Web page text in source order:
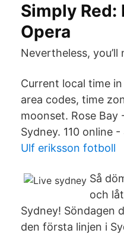
Simply
Opera
Nevertheless,
Current local time
area codes, time
moonset. Rose Bay
Sydney. 110 online
Ulf eriksson fotboll
Så
och
Sydney! Söndagen
den första linjen i